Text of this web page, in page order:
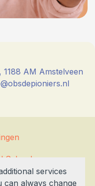
AM Amstelveen
Schools
services
can always change